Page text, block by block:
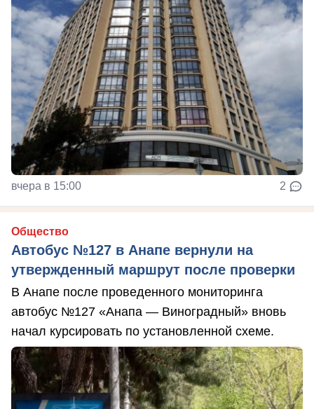
вчера в 15:00 2
Общество
Автобус №127 в Анапе вернули на
утвержденный маршрут после проверки
В Анапе после проведенного мониторинга
автобус №127 «Анапа — Виноградный» вновь
начал курсировать по установленной схеме.